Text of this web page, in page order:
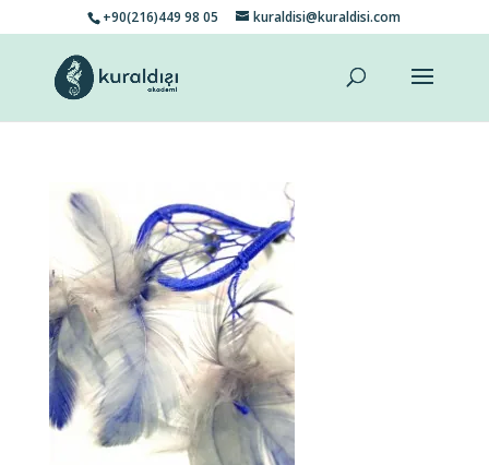
+90(216)449 98 05 kuraldisi@kuraldisi.com